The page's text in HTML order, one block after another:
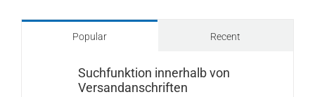
Popular Recent
Suchfunktion innerhalb von
Versandanschriften